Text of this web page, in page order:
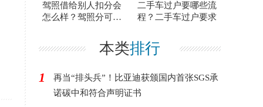
驾照借给别人扣分会
怎么样？驾照分可以
二手车过户要哪些流
程？二手车过户要求
本类排行
1
再当“排头兵”！比亚迪获颁国内首张SGS承
诺碳中和符合声明证书